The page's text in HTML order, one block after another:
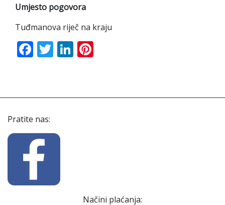
Umjesto pogovora
Tuđmanova riječ na kraju
Facebook
TwitterLinkedIn
Pratite nas:
Načini plaćanja: